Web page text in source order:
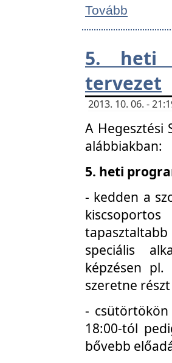
Tovább
5. heti
tervezet
2013. 10. 06. -
A Hegesztési
alábbiakban:
5. heti
- kedden a
speciális
képzésen
szeretne
- csütörtökön
18:00-tól
bővebb